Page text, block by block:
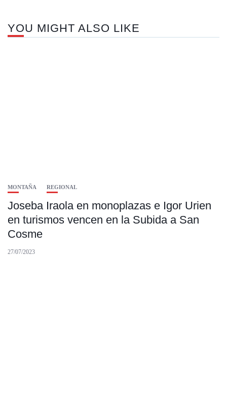
YOU MIGHT ALSO LIKE
MONTAÑA REGIONAL
Joseba Iraola en monoplazas e Igor Urien
en turismos vencen en la Subida a San
Cosme
27/07/2023